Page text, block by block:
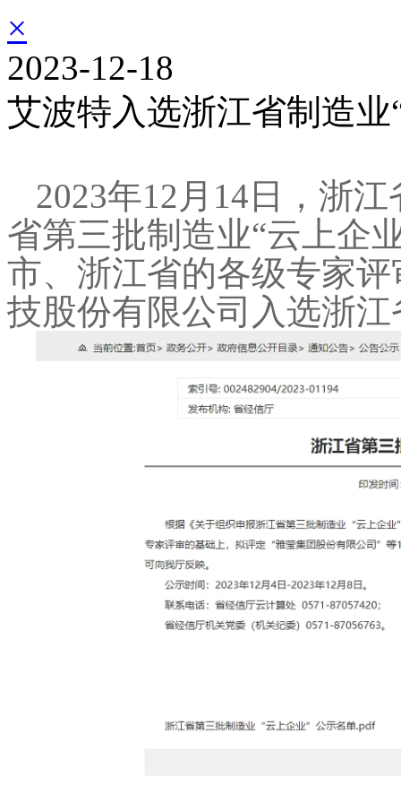
×
2023-12-18
艾波特入选浙江省制造业
2023年12月14日，浙
省第三批制造业“云上企
市、浙江省的各级专家
技股份有限公司入选浙